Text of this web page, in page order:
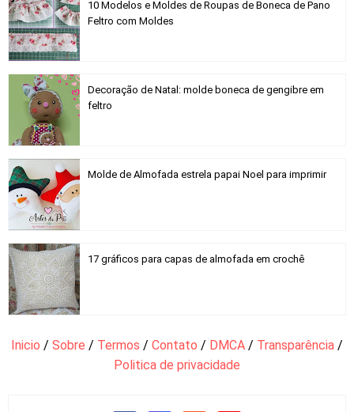
10 Modelos e Moldes de Roupas de Boneca de Pano
Feltro com Moldes
Decoração de Natal: molde boneca de gengibre em
feltro
Molde de Almofada estrela papai Noel para imprimir
17 gráficos para capas de almofada em crochê
Inicio / Sobre / Termos / Contato / DMCA / Transparência /
Politica de privacidade